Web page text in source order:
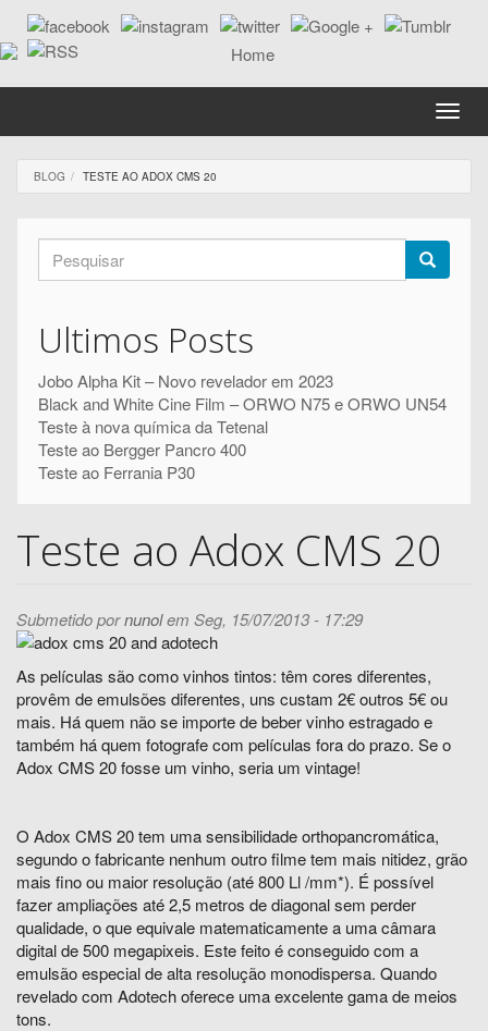
Passar
para
o
Toggle
BLOG TESTE AO ADOX CMS 20
Formulário
de
pesquisa
Ultimos Posts
Jobo Alpha Kit – Novo revelador em 2023
Black and White Cine Film – ORWO N75 e ORWO UN54
Teste à nova química da Tetenal
Teste ao Bergger Pancro 400
Teste ao Ferrania P30
Teste ao Adox CMS 20
Submetido pornunolem Seg, 15/07/2013 - 17:29
As películas são como vinhos tintos: têm cores diferentes,
provêm de emulsões diferentes, uns custam 2€ outros 5€ ou
mais. Há quem não se importe de beber vinho estragado e
também há quem fotografe com películas fora do prazo. Se o
Adox CMS 20 fosse um vinho, seria um vintage!
O Adox CMS 20 tem uma sensibilidade orthopancromática,
segundo o fabricante nenhum outro filme tem mais nitidez, grão
mais fino ou maior resolução (até 800 Ll /mm*). É possível
fazer ampliações até 2,5 metros de diagonal sem perder
qualidade, o que equivale matematicamente a uma câmara
digital de 500 megapixeis. Este feito é conseguido com a
emulsão especial de alta resolução monodispersa. Quando
revelado com Adotech oferece uma excelente gama de meios
tons.